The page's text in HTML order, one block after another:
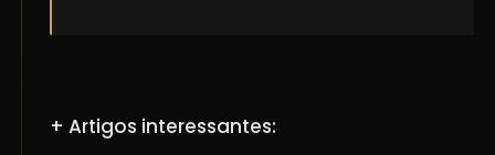
+ Artigos interessantes: